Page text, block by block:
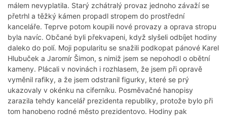
málem nevyplatila. Starý zchátralý provaz jednoho závaží se
přetrhl a těžký kámen propadl stropem do prostřední
kanceláře. Teprve potom koupili nové provazy a oprava stropu
byla navíc. Občané byli překvapeni, když slyšeli odbíjet hodiny
daleko do polí. Moji popularitu se snažili podkopat pánové Karel
Hlubuček a Jaromír Šimon, s nimiž jsem se nepohodl o obětní
kameny. Plácali v novinách i rozhlasem, že jsem při opravě
vyměnil rafiky, a že jsem odstranil figurky, které se prý
ukazovaly v okénku na ciferníku. Posměvačné hanopisy
zarazila tehdy kancelář prezidenta republiky, protože bylo při
tom hanobeno rodné město prezidentovo. Hodiny pak